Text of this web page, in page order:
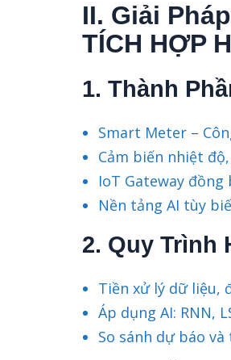
II. Giải
TÍCH HỢP
1. Thành
Smart Meter –
Cảm biến nhiệt
IoT Gateway
Nền tảng AI tùy
2. Quy Trình
Tiền xử lý dữ liệu,
Áp dụng AI: RNN,
So sánh dự báo